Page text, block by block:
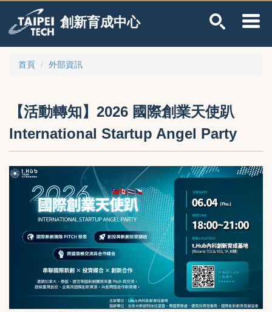
主
要
創新育成中心
首頁 外部資訊
【活動轉知】2026 國際創業天使趴
International Startup Angel Party